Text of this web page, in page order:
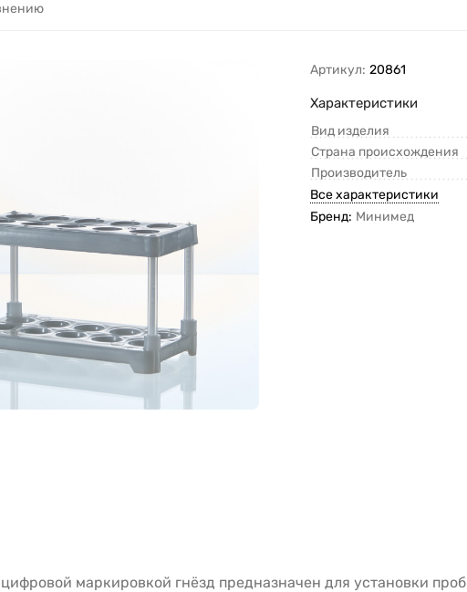
Артикул: 20861
Характеристики
Вид изделия
Страна происхождения
Производитель
Все характеристики
Бренд: Минимед
маркировкой гнёзд предназначен для установки